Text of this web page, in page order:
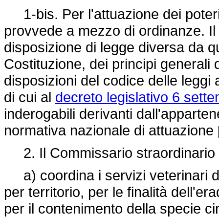
1-bis. Per l'attuazione dei
provvede a mezzo di ordinanze.
disposizione di legge diversa da
Costituzione, dei principi generali
disposizioni del codice delle
di cui al decreto legislativo 6
inderogabili derivanti
normativa nazionale di attuazione
2. Il Commissario straordinario
a) coordina i servizi veterinari
per territorio, per le finalità
per il contenimento della specie